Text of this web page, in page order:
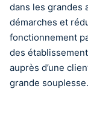
dans les grandes
démarches et
fonctionnement
des
auprès d’une
grande souplesse.